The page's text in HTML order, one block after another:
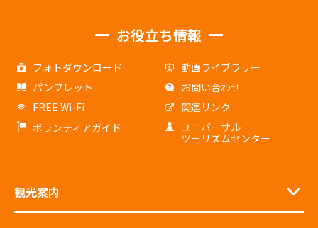
お役立ち情報
フォトダウンロード
動画ライブラリー
パンフレット
お問い合わせ
FREE Wi-Fi
関連リンク
ボランティアガイド
ユニバーサル
ツーリズムセンター
観光案内